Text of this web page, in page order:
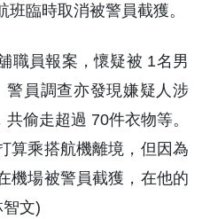
臨時取消被警員截獲。
職員報案，懷疑被 1名男
警員調查亦發現嫌疑人涉
偷走超過 70件衣物等。
算乘搭航機離境，但因為
機場被警員截獲，在他的
文)